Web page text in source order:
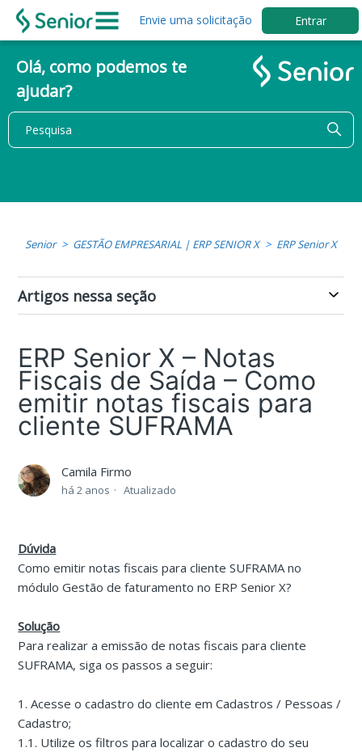
Envie uma solicitação Entrar
Olá, como podemos te
ajudar?
Senior GESTÃO EMPRESARIAL | ERP SENIOR X ERP Senior X
Artigos nessa seção
ERP Senior X – Notas
Fiscais de Saída – Como
emitir notas fiscais para
cliente SUFRAMA
Camila Firmo
há 2 anos Atualizado
Dúvida
Como emitir notas fiscais para cliente SUFRAMA no
módulo Gestão de faturamento no ERP Senior X?
Solução
Para realizar a emissão de notas fiscais para cliente
SUFRAMA, siga os passos a seguir:
1. Acesse o cadastro do cliente em Cadastros / Pessoas /
Cadastro;
1.1. Utilize os filtros para localizar o cadastro do seu